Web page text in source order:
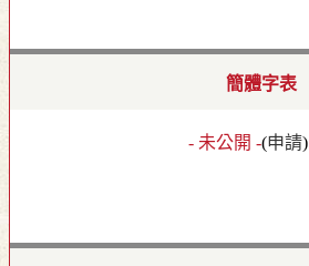
簡體字表
- 未公開 -(申請)